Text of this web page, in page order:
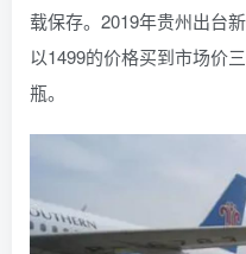
载保存。2019年贵州出台
以1499的价格买到市场价
瓶。